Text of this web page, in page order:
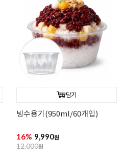
담기
빙수용기(950ml/60개입)
16% 9,990원
12,000원